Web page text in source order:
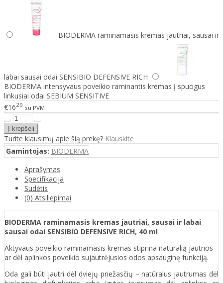
BIODERMA raminamasis kremas jautriai, sausai ir
labai sausai odai SENSIBIO DEFENSIVE RICH
BIODERMA intensyvaus poveikio raminantis kremas į spuogus
linkusiai odai SEBIUM SENSITIVE
€1629 su PVM
Turite klausimų apie šią prekę? Klauskite
Gamintojas: BIODERMA
Aprašymas
Specifikacija
Sudėtis
(0) Atsiliepimai
BIODERMA raminamasis kremas jautriai, sausai ir labai
sausai odai SENSIBIO DEFENSIVE RICH, 40 ml
Aktyvaus poveikio raminamasis kremas stiprina natūralią jautrios
ar dėl aplinkos poveikio sujautrėjusios odos apsauginę funkciją.
Oda gali būti jautri dėl dviejų priežasčių – natūralus jautrumas dėl